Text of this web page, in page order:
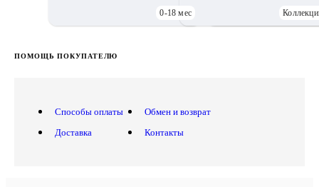
0-18 мес
ПОМОЩЬ ПОКУПАТЕЛЮ
Способы оплаты
Доставка
Обмен и возврат
Контакты